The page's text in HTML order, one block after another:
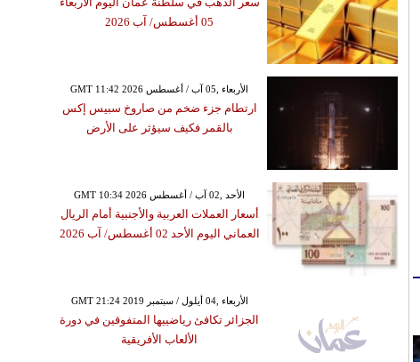
05 أغسطس/ آب 2026
GMT 11:42 2026 الأربعاء ,05 آب / أغسطس
ارتطام جزء ضخم من صاروخ سبيس إكس
بالقمر فكيف سيؤثر على الأرض
GMT 10:34 2026 الأحد ,02 آب / أغسطس
أسعار العملات العربية والأجنبية أمام الريال
العماني اليوم الأحد 02 أغسطس/ آب 2026
GMT 21:24 2019 الأربعاء ,04 أيلول / سبتمبر
الجزائر تكافئ رياضييها المتفوقين في دورة
الألعاب الأفريقية